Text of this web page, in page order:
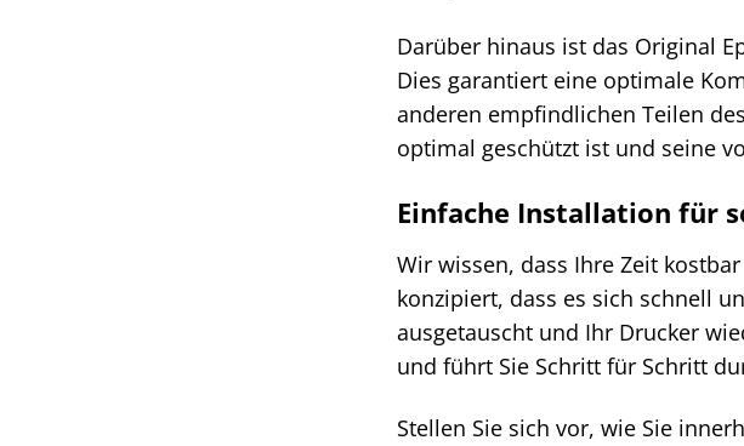
Darüber hinaus ist das Original
Dies garantiert eine optimale
anderen empfindlichen Teilen
optimal geschützt ist und seine
Einfache Installation für
Wir wissen, dass Ihre Zeit
konzipiert, dass es sich schnell
ausgetauscht und Ihr Drucker
und führt Sie Schritt für Schritt
Stellen Sie sich vor, wie Sie